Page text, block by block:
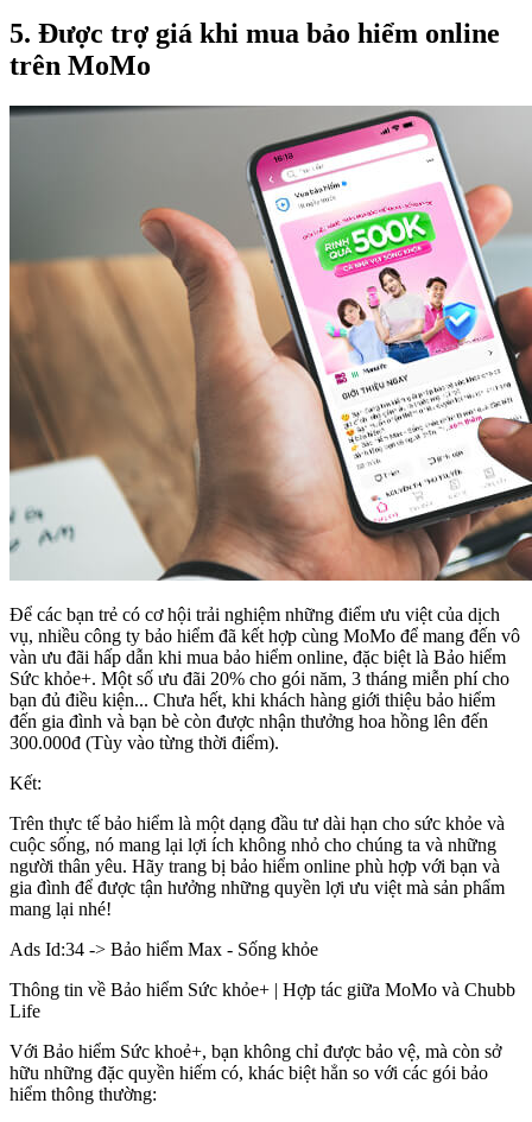
5. Được trợ giá khi mua bảo hiểm online
trên MoMo
Để các bạn trẻ có cơ hội trải nghiệm những điểm ưu việt của dịch
vụ, nhiều công ty bảo hiểm đã kết hợp cùng MoMo để mang đến vô
vàn ưu đãi hấp dẫn khi mua bảo hiểm online, đặc biệt là Bảo hiểm
Sức khỏe+. Một số ưu đãi 20% cho gói năm, 3 tháng miễn phí cho
bạn đủ điều kiện... Chưa hết, khi khách hàng giới thiệu bảo hiểm
đến gia đình và bạn bè còn được nhận thưởng hoa hồng lên đến
300.000đ (Tùy vào từng thời điểm).
Kết:
Trên thực tế bảo hiểm là một dạng đầu tư dài hạn cho sức khỏe và
cuộc sống, nó mang lại lợi ích không nhỏ cho chúng ta và những
người thân yêu. Hãy trang bị bảo hiểm online phù hợp với bạn và
gia đình để được tận hưởng những quyền lợi ưu việt mà sản phẩm
mang lại nhé!
Ads Id:34 -> Bảo hiểm Max - Sống khỏe
Thông tin về Bảo hiểm Sức khỏe+ | Hợp tác giữa MoMo và Chubb
Life
Với Bảo hiểm Sức khoẻ+, bạn không chỉ được bảo vệ, mà còn sở
hữu những đặc quyền hiếm có, khác biệt hẳn so với các gói bảo
hiểm thông thường: